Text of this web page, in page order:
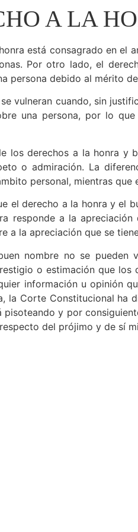
A LA
está consagrado en el
Por otro lado, el
persona debido al mérito
vulneran cuando, sin
una persona, por lo
los derechos a la honra y
o admiración. La
personal, mientras
el derecho a la honra y el
responde a la
a la apreciación que se
nombre no se pueden
o estimación que los
información u opinión
la Corte Constitucional ha
pisoteando y por
del prójimo y de sí